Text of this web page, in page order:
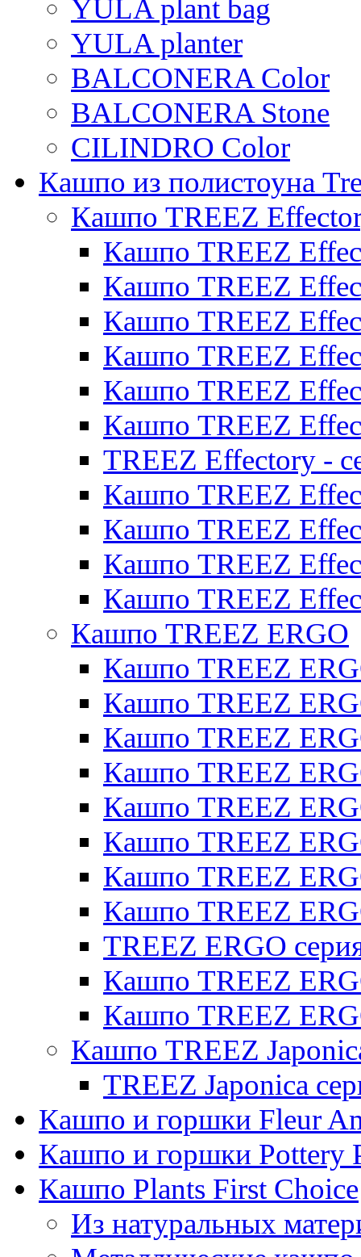
YULA plant bag
YULA planter
BALCONERA Color
BALCONERA Stone
CILINDRO Color
Кашпо из полистоуна
Кашпо TREEZ
Кашпо TREEZ
Кашпо TREEZ
Кашпо TREEZ
Кашпо TREEZ
Кашпо TREEZ
Кашпо TREEZ
TREEZ Effectory -
Кашпо TREEZ
Кашпо TREEZ
Кашпо TREEZ
Кашпо TREEZ
Кашпо TREEZ ERGO
Кашпо TREEZ
Кашпо TREEZ
Кашпо TREEZ
Кашпо TREEZ
Кашпо TREEZ
Кашпо TREEZ
Кашпо TREEZ
Кашпо TREEZ
TREEZ ERGO
Кашпо TREEZ
Кашпо TREEZ
Кашпо TREEZ
TREEZ Japonica
Кашпо и горшки Fleur
Кашпо и горшки Pottery
Кашпо Plants First Choice
Из натуральных